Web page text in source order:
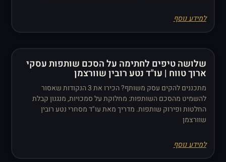
למידע נוסף
שלושה טיפים לחתימה על הסכם שותפות עסקי
ארוך טווח | עו"ד נטע רובין שוורצמן
מתכננים להקים עסק משותף? הכירו את 3 הנקודות שאסור
להשמיט מהסכם השותפות: מחלוקת על סמכויות, מנגנון קבלת
החלטות ופירוק שותפות. מדריך מאת עו"ד מסחרי נטע רובין
שוורצמן
למידע נוסף